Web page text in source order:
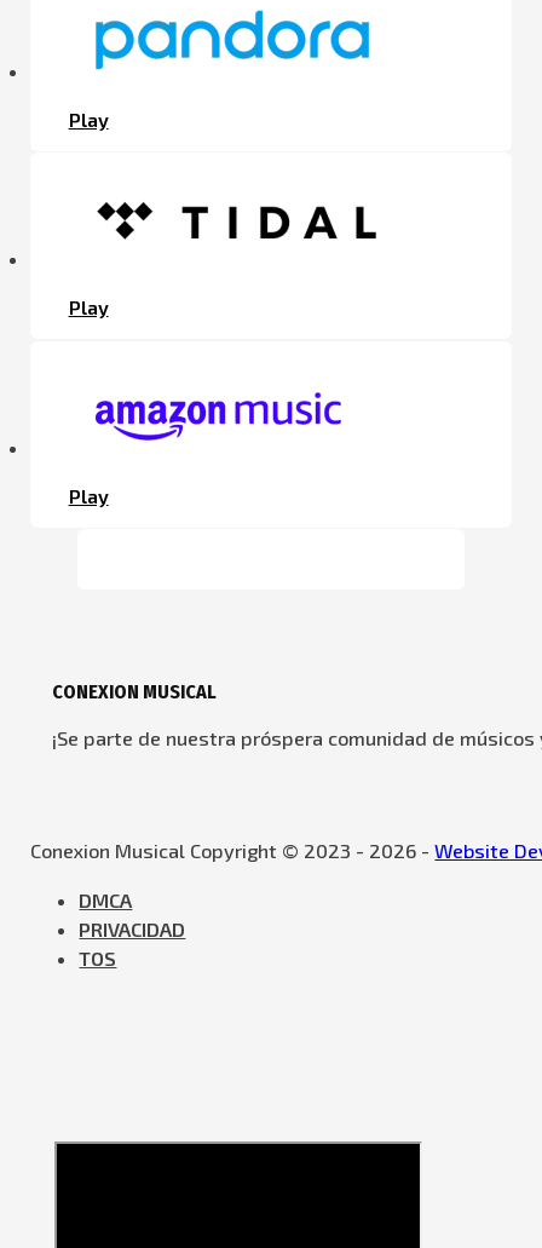
Play
Play
Play
CONEXION MUSICAL
¡Se parte de nuestra próspera comunidad de
Conexion Musical Copyright © 2023 - 2026 -Website
DMCA
PRIVACIDAD
TOS